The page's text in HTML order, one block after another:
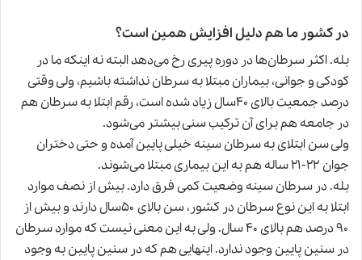
در کشور ما هم دلیل افزایش همین است؟
بله. اکثر سرطان‌ها در دوره پیری رخ می‌دهد البته نه اینکه ما در
کودکی و جوانی، بیماران مبتلا به سرطان نداشته باشیم، ولی وقتی
درصد جمعیت بالای ۴۰سال زیاد شده است، رقم ابتلا به سرطان هم
در جامعه هم برای آن ترکیب سنی بیشتر می‌شود.
ولی سن ابتلای به سرطان سینه خیلی پایین آمده و حتی دختران
جوان ۲۲-۲۱ ساله هم به این بیماری مبتلا می‌شوند.
بله. در سرطان سینه وضعیت کمی فرق دارد. بیش از نصف موارد
ابتلا به این نوع سرطان در کشور، سن بالای ۵۰سال دارند و بیش از
۹۰ درصد هم بالای ۴۰ سال. ولی به این معنی نیست که موارد سرطان
در سنین پایین وجود ندارد. اینهایی هم که در سنین پایین به وجود